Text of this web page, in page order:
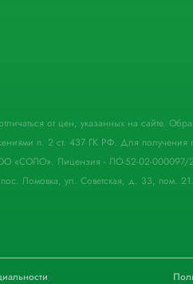
от цен, указанных на сайте.
п. 2 ст. 437 ГК РФ. Для получения
«СОЛО». Лицензия - ЛО-52-02-000097/
Ломовка, ул. Советская, д. 33, пом. 21.